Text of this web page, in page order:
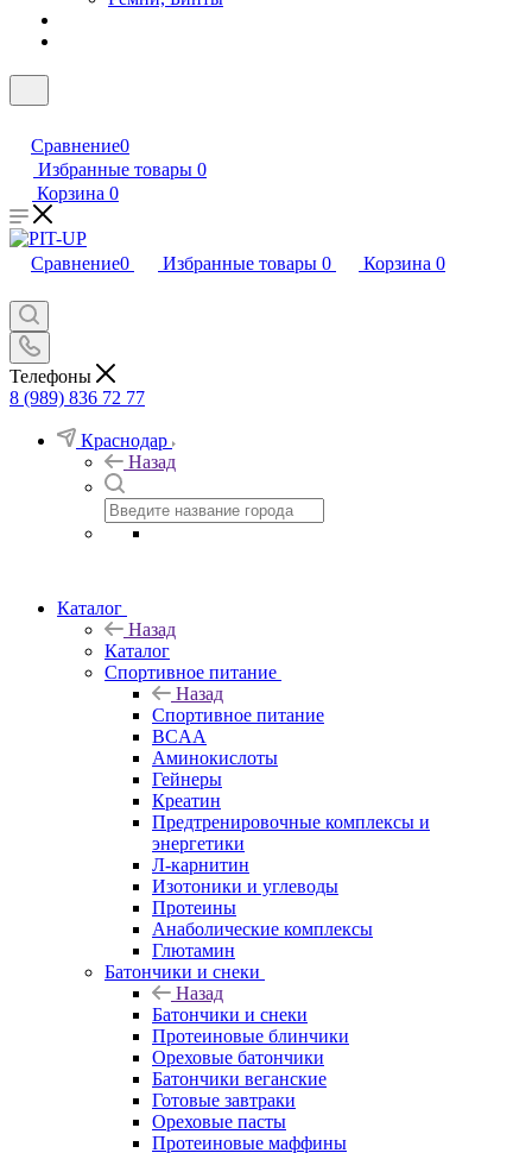
Сравнение0
Избранные товары 0
Корзина 0
Сравнение0 Избранные товары 0 Корзина 0
Телефоны
8 (989) 836 72 77
Краснодар
Назад
Каталог
Назад
Каталог
Спортивное питание
Назад
Спортивное питание
BCAA
Аминокислоты
Гейнеры
Креатин
Предтренировочные комплексы и
энергетики
Л-карнитин
Изотоники и углеводы
Протеины
Анаболические комплексы
Глютамин
Батончики и снеки
Назад
Батончики и снеки
Протеиновые блинчики
Ореховые батончики
Батончики веганские
Готовые завтраки
Ореховые пасты
Протеиновые маффины